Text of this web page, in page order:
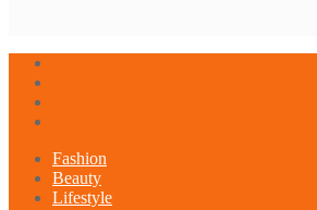
Fashion
Beauty
Lifestyle